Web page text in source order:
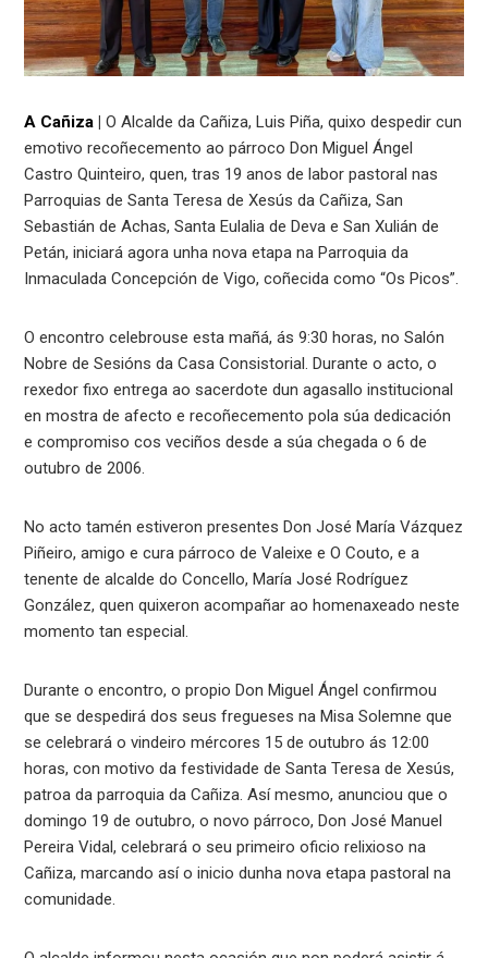
A Cañiza | O Alcalde da Cañiza, Luis Piña, quixo despedir cun
emotivo recoñecemento ao párroco Don Miguel Ángel
Castro Quinteiro, quen, tras 19 anos de labor pastoral nas
Parroquias de Santa Teresa de Xesús da Cañiza, San
Sebastián de Achas, Santa Eulalia de Deva e San Xulián de
Petán, iniciará agora unha nova etapa na Parroquia da
Inmaculada Concepción de Vigo, coñecida como “Os Picos”.
O encontro celebrouse esta mañá, ás 9:30 horas, no Salón
Nobre de Sesións da Casa Consistorial. Durante o acto, o
rexedor fixo entrega ao sacerdote dun agasallo institucional
en mostra de afecto e recoñecemento pola súa dedicación
e compromiso cos veciños desde a súa chegada o 6 de
outubro de 2006.
No acto tamén estiveron presentes Don José María Vázquez
Piñeiro, amigo e cura párroco de Valeixe e O Couto, e a
tenente de alcalde do Concello, María José Rodríguez
González, quen quixeron acompañar ao homenaxeado neste
momento tan especial.
Durante o encontro, o propio Don Miguel Ángel confirmou
que se despedirá dos seus fregueses na Misa Solemne que
se celebrará o vindeiro mércores 15 de outubro ás 12:00
horas, con motivo da festividade de Santa Teresa de Xesús,
patroa da parroquia da Cañiza. Así mesmo, anunciou que o
domingo 19 de outubro, o novo párroco, Don José Manuel
Pereira Vidal, celebrará o seu primeiro oficio relixioso na
Cañiza, marcando así o inicio dunha nova etapa pastoral na
comunidade.